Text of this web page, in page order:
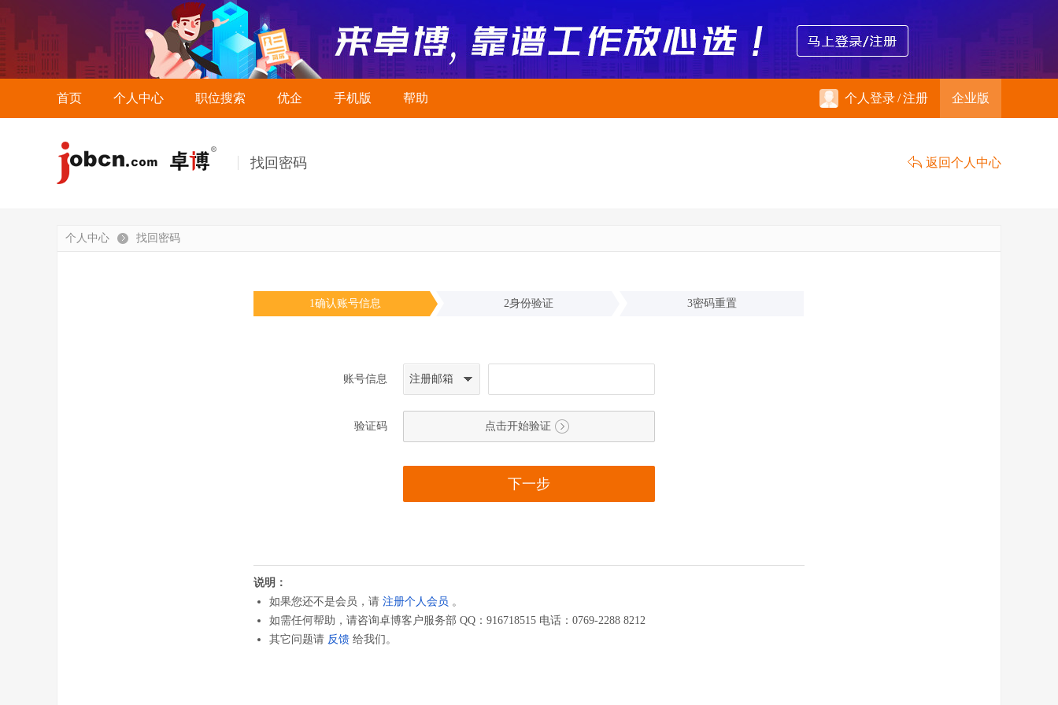
首页 个人中心 职位搜索 优企 手机版 帮助 个人登录/注册 企业版
找回密码 返回个人中心
个人中心 找回密码
1确认账号信息 2身份验证 3密码重置
账号信息 注册邮箱
验证码 点击开始验证
下一步
说明：
如果您还不是会员，请 注册个人会员 。
如需任何帮助，请咨询卓博客户服务部 QQ：916718515 电话： 0769-2288 8212
其它问题请 反馈 给我们。